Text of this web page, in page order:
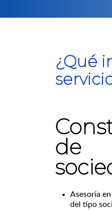
¿Qué
de
Asesoría
del tipo